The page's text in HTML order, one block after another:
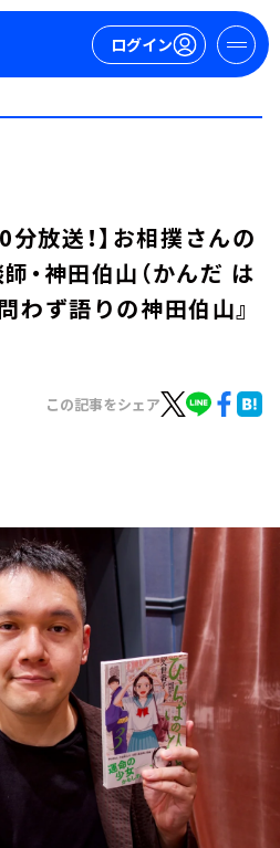
ログイン
分放送！】お相撲さんの
・神田伯山（かんだ は
わず語りの神田伯山』
この記事をシェア